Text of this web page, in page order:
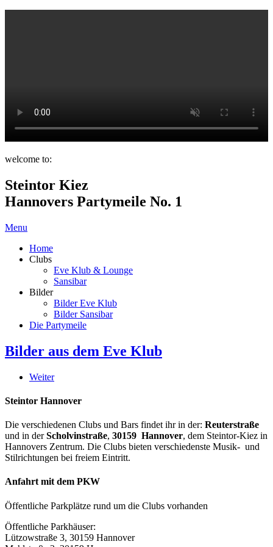
welcome to:
Steintor Kiez
Hannovers Partymeile No. 1
Menu
Home
Clubs
Eve Klub & Lounge
Sansibar
Bilder
Bilder Eve Klub
Bilder Sansibar
Die Partymeile
Bilder aus dem Eve Klub
Weiter
Steintor Hannover
Die verschiedenen Clubs und Bars findet ihr in der: Reuterstraße
und in derScholvinstraße, 30159 Hannover, dem Steintor-Kiez in
Hannovers Zentrum. Die Clubs bieten verschiedenste Musik- und
Stilrichtungen bei freiem Eintritt.
Anfahrt mit dem PKW
Öffentliche Parkplätze rund um die Clubs vorhanden
Öffentliche Parkhäuser:
Lützowstraße 3, 30159 Hannover